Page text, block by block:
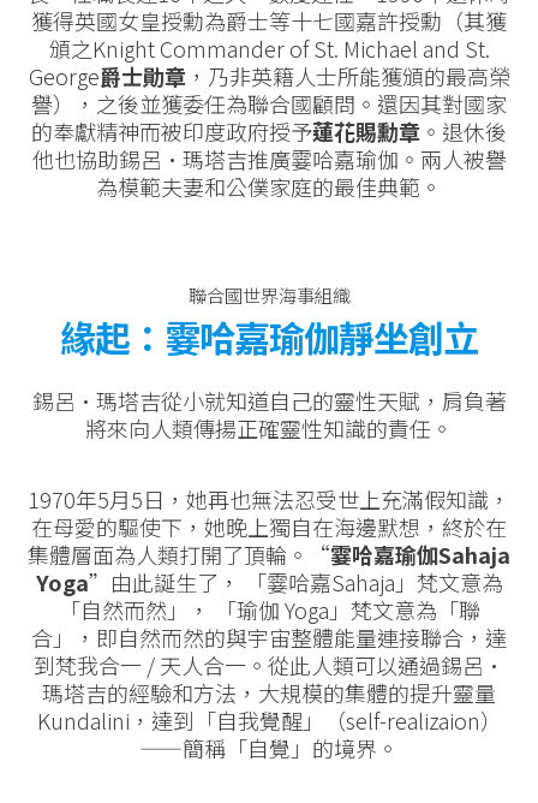
獲得英國女皇授勳為爵士等十七國嘉許授勳（其獲
頒之Knight Commander of St. Michael and St.
George爵士勛章，乃非英籍人士所能獲頒的最高榮
譽），之後並獲委任為聯合國顧問。還因其對國家
的奉獻精神而被印度政府授予蓮花賜勳章 。退休後
他也協助錫呂·瑪塔吉推廣霎哈嘉瑜伽。兩人被譽
為模範夫妻和公僕家庭的最佳典範。
聯合國世界海事組織
緣起：霎哈嘉瑜伽靜坐創立
錫呂·瑪塔吉從小就知道自己的靈性天賦，肩負著
將來向人類傳揚正確靈性知識的責任。
1970年5月5日，她再也無法忍受世上充滿假知識，
在母愛的驅使下，她晚上獨自在海邊默想，終於在
集體層面為人類打開了頂輪。“霎哈嘉瑜伽Sahaja
Yoga”由此誕生了， 「霎哈嘉Sahaja」梵文意為
「自然而然」， 「瑜伽 Yoga」梵文意為「聯
合」，即自然而然的與宇宙整體能量連接聯合，達
到梵我合一 / 天人合一。從此人類可以通過錫呂·
瑪塔吉的經驗和方法，大規模的集體的提升靈量
Kundalini，達到「自我覺醒」（self-realizaion）
——簡稱「自覺」的境界。